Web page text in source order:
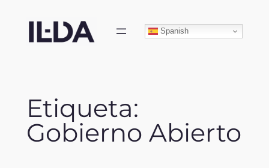
content
Spanish
Etiqueta:
Gobierno Abierto